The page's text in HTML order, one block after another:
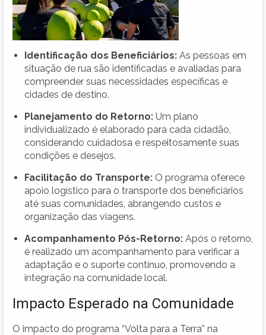
Identificação dos Beneficiários: As pessoas em
situação de rua são identificadas e avaliadas para
compreender suas necessidades específicas e
cidades de destino.
Planejamento do Retorno: Um plano
individualizado é elaborado para cada cidadão,
considerando cuidadosa e respeitosamente suas
condições e desejos.
Facilitação do Transporte: O programa oferece
apoio logístico para o transporte dos beneficiários
até suas comunidades, abrangendo custos e
organização das viagens.
Acompanhamento Pós-Retorno: Após o retorno,
é realizado um acompanhamento para verificar a
adaptação e o suporte contínuo, promovendo a
integração na comunidade local.
Impacto Esperado na Comunidade
O impacto do programa “Volta para a Terra” na